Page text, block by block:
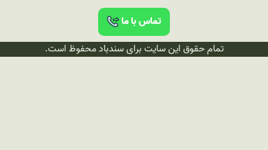
تماس با ما
تمام حقوق این سایت برای سندباد محفوظ است.